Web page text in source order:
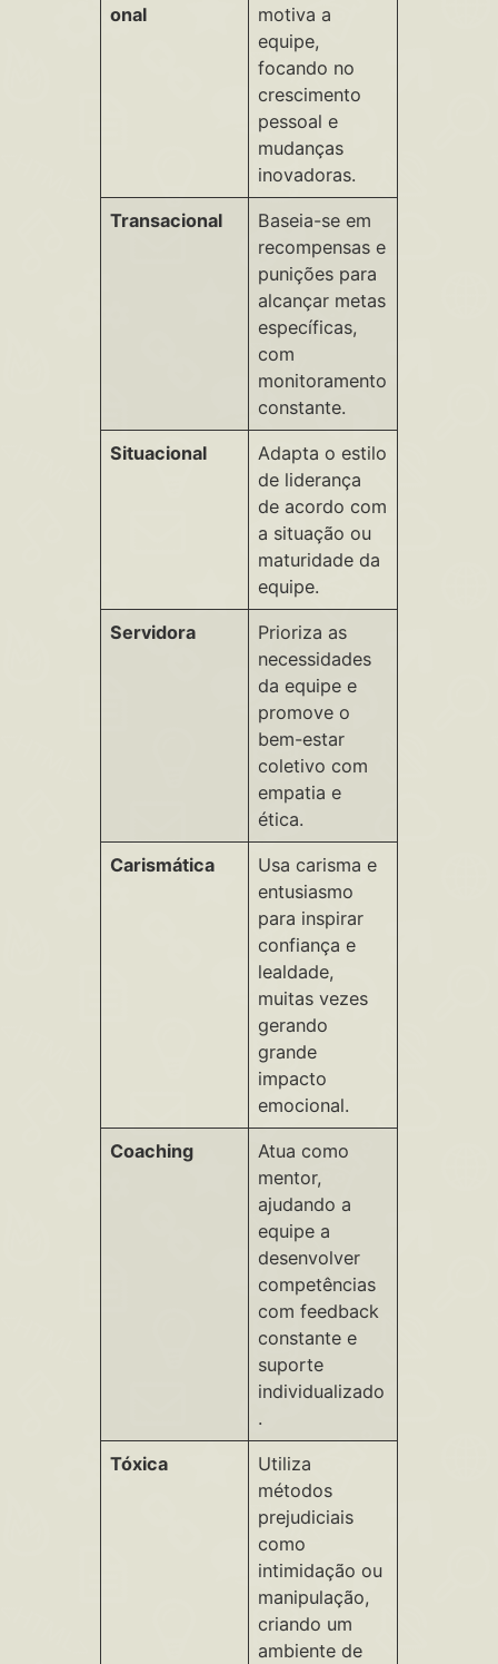
onal
motiva a
equipe,
focando no
crescimento
pessoal e
mudanças
inovadoras.
Transacional
Baseia-se em
recompensas e
punições para
alcançar metas
específicas,
com
monitoramento
constante.
Situacional
Adapta o estilo
de liderança
de acordo com
a situação ou
maturidade da
equipe.
Servidora
Prioriza as
necessidades
da equipe e
promove o
bem-estar
coletivo com
empatia e
ética.
Carismática
Usa carisma e
entusiasmo
para inspirar
confiança e
lealdade,
muitas vezes
gerando
grande
impacto
emocional.
Coaching
Atua como
mentor,
ajudando a
equipe a
desenvolver
competências
com feedback
constante e
suporte
individualizado
.
Tóxica
Utiliza
métodos
prejudiciais
como
intimidação ou
manipulação,
criando um
ambiente de